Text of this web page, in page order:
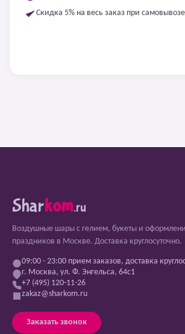
Скидка 5% на весь заказ при
Sharkom.ru
Воздушные шары с гелием, букеты и
праздников в Москве. Доставка круглосуточно.
09:00 - 23:00 прием заказов, доставка
г. Москва, ул. Ф. Энгельса, 64с1
+7 (495) 120-11-26
zakaz@sharkom.ru
Заказать звонок